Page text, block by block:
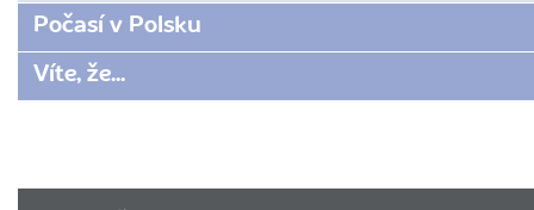
Počasí v Polsku
Víte, že...